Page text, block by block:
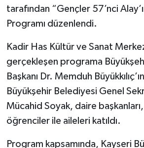
tarafından “Gençler 57’nci
Programı düzenlendi.
Kadir Has Kültür ve Sanat
gerçekleşen programa
Başkanı Dr. Memduh
Büyükşehir Belediyesi Genel
Mücahid Soyak, daire
öğrenciler ile aileleri katıldı.
Program kapsamında, Kayseri